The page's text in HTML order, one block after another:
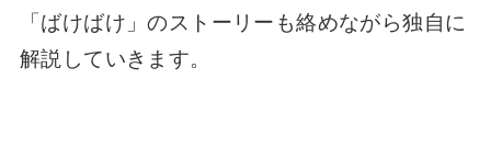
「ばけばけ」のストーリーも絡めながら独自に
解説していきます。